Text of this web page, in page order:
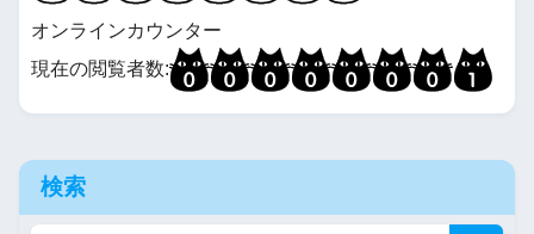
オンラインカウンター
現在の閲覧者数:
検索